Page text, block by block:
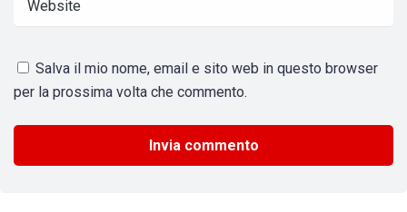
Salva il mio nome, email e sito web in questo browser
per la prossima volta che commento.